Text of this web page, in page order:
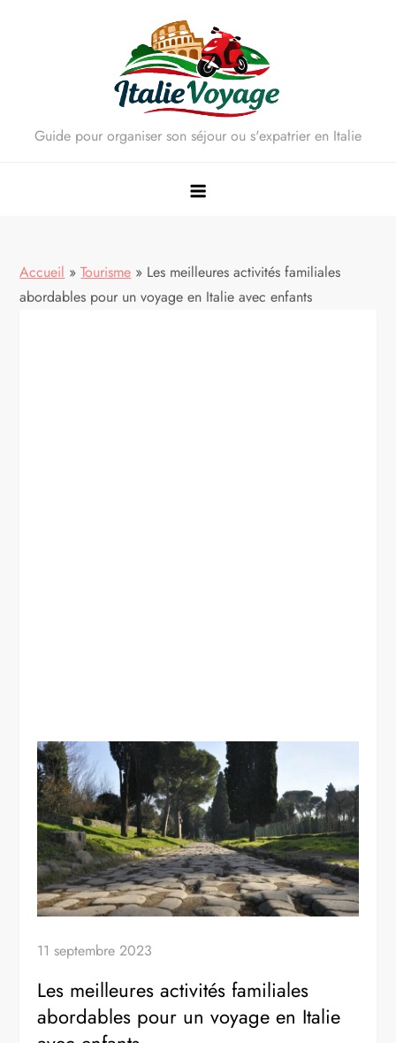
Guide pour organiser son séjour ou s'expatrier en Italie
Accueil » Tourisme » Les meilleures activités familiales
abordables pour un voyage en Italie avec enfants
11 septembre 2023
Les meilleures activités familiales
abordables pour un voyage en Italie